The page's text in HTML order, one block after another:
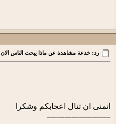
رد: خدعة مشاهدة عن ماذا يبحث الناس
اتمنى ان تنال اعجابكم وشكرا